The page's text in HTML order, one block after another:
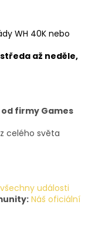
WH 40K nebo
středa až neděle,
firmy Games
celého světa
události
Náš oficiální